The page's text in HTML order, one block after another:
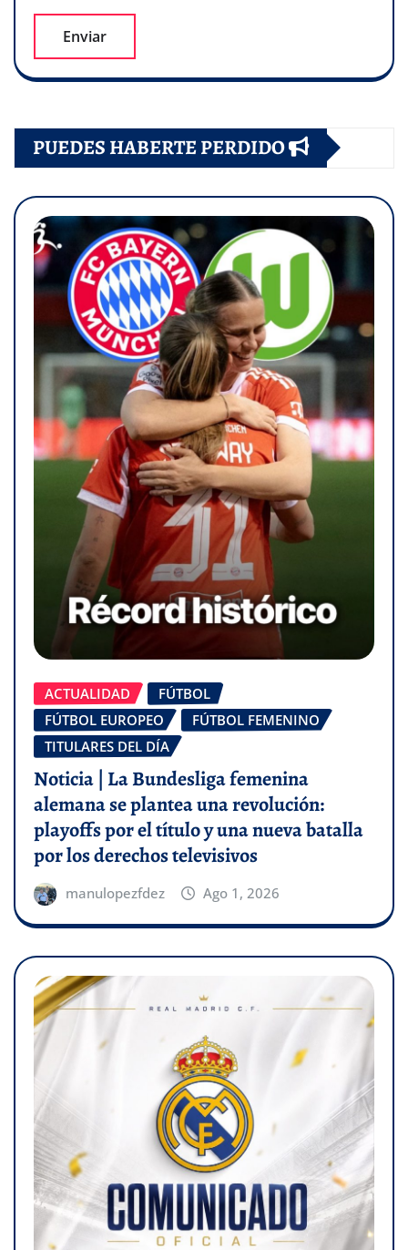
PUEDES HABERTE PERDIDO
ACTUALIDAD
FÚTBOL
FÚTBOL EUROPEO
FÚTBOL FEMENINO
TITULARES DEL DÍA
Noticia | La Bundesliga femenina
alemana se plantea una revolución:
playoffs por el título y una nueva batalla
por los derechos televisivos
manulopezfdez Ago 1, 2026